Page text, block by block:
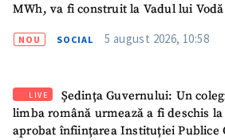
MWh, va fi construit la Vadul lui Vodă
NOU SOCIAL 5 august 2026, 10:58
LIVE
Ședința Guvernului: Un
limba română urmează a fi deschis
aprobat înființarea Instituției Publice